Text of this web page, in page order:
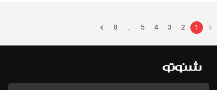
1
2
3
4
5
…
8